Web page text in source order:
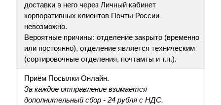
доставки в него через Личный кабинет
корпоративных клиентов Почты России
невозможно.
Вероятные причины: отделение закрыто (временно
или постоянно), отделение является техническим
(сортировочные отделения, почтамты и т.п.).
Приём Посылки Онлайн.
За каждое отправление взимается
дополнительный сбор - 24 рубля с НДС.